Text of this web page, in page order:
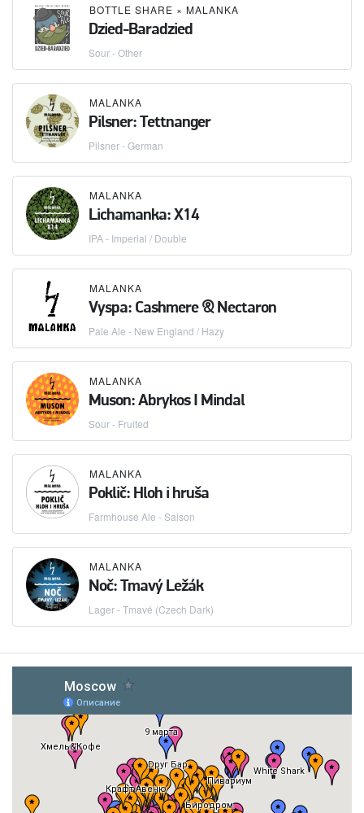
BOTTLE SHARE × MALANKA
Dzied-Baradzied
Sour - Other
MALANKA
Pilsner: Tettnanger
Pilsner - German
MALANKA
Lichamanka: X14
IPA - Imperial / Double
MALANKA
Vyspa: Cashmere & Nectaron
Pale Ale - New England / Hazy
MALANKA
Muson: Abrykos I Mindal
Sour - Fruited
MALANKA
Poklič: Hloh i hruša
Farmhouse Ale - Saison
MALANKA
Noč: Tmavý Ležák
Lager - Tmavé (Czech Dark)